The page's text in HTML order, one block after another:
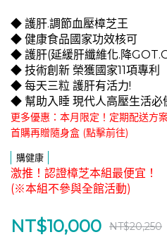
◆ 護肝.調節血壓樟芝王
◆ 健康食品國家功效核可
◆ 護肝(延緩肝纖維化.降
◆ 技術創新 榮獲國家11項專利
◆ 每天三粒 護肝有活力!
◆ 幫助入睡 現代人高壓生活必
更多優惠：本月限定！定期配送方
首購再贈隨身盒 (點擊前往)
購健康
激推！認證樟芝本組最便宜！
(※本組不參與全館活動)
NT$10,000 NT$20,250